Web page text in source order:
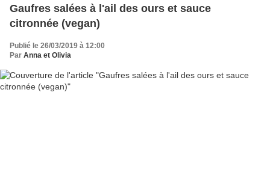
Gaufres salées à l'ail des ours et sauce
citronnée (vegan)
Publié le 26/03/2019 à 12:00
Par Anna et Olivia